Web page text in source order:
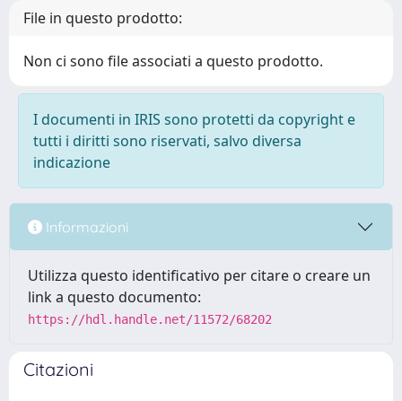
File in questo prodotto:
Non ci sono file associati a questo prodotto.
I documenti in IRIS sono protetti da copyright e
tutti i diritti sono riservati, salvo diversa
indicazione
Informazioni
Utilizza questo identificativo per citare o creare un
link a questo documento:
https://hdl.handle.net/11572/68202
Citazioni